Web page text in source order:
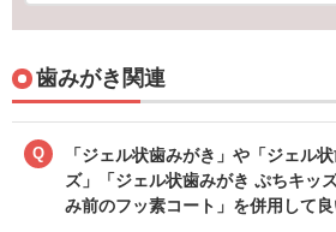
歯みがき関連
Q
「ジェル状歯みがき」や「ジェル
ズ」「ジェル状歯みがき ぷちキッ
み前のフッ素コート」を併用して良